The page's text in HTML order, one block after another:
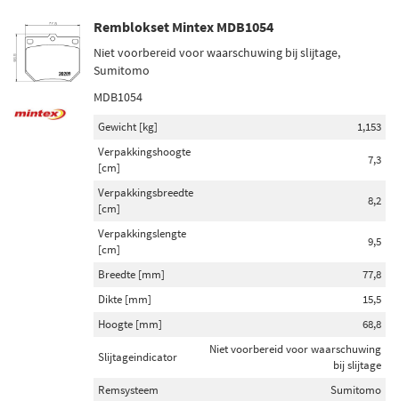
Remblokset Mintex MDB1054
Niet voorbereid voor waarschuwing bij slijtage,
Sumitomo
MDB1054
Gewicht [kg]
1,153
Verpakkingshoogte
[cm]
7,3
Verpakkingsbreedte
[cm]
8,2
Verpakkingslengte
[cm]
9,5
Breedte [mm]
77,8
Dikte [mm]
15,5
Hoogte [mm]
68,8
Slijtageindicator
Niet voorbereid voor waarschuwing
bij slijtage
Remsysteem
Sumitomo